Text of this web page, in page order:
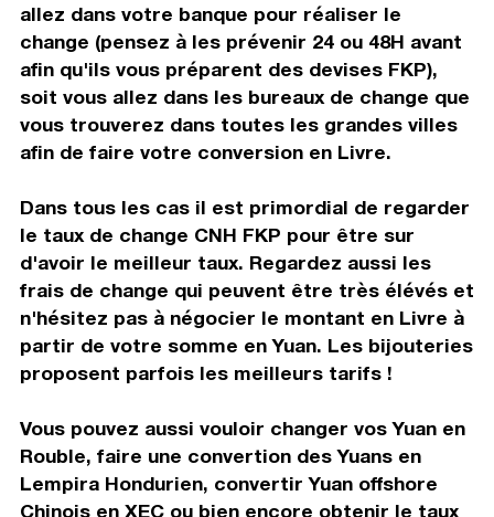
allez dans votre banque pour réaliser le
change (pensez à les prévenir 24 ou 48H avant
afin qu'ils vous préparent des devises FKP),
soit vous allez dans les bureaux de change que
vous trouverez dans toutes les grandes villes
afin de faire votre conversion en Livre.
Dans tous les cas il est primordial de regarder
le taux de change CNH FKP pour être sur
d'avoir le meilleur taux. Regardez aussi les
frais de change qui peuvent être très élévés et
n'hésitez pas à négocier le montant en Livre à
partir de votre somme en Yuan. Les bijouteries
proposent parfois les meilleurs tarifs !
Vous pouvez aussi vouloir changer vos Yuan en
Rouble, faire une convertion des Yuans en
Lempira Hondurien, convertir Yuan offshore
Chinois en XEC ou bien encore obtenir le taux